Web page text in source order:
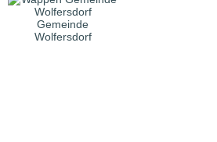
Gemeinde
Wolfersdorf